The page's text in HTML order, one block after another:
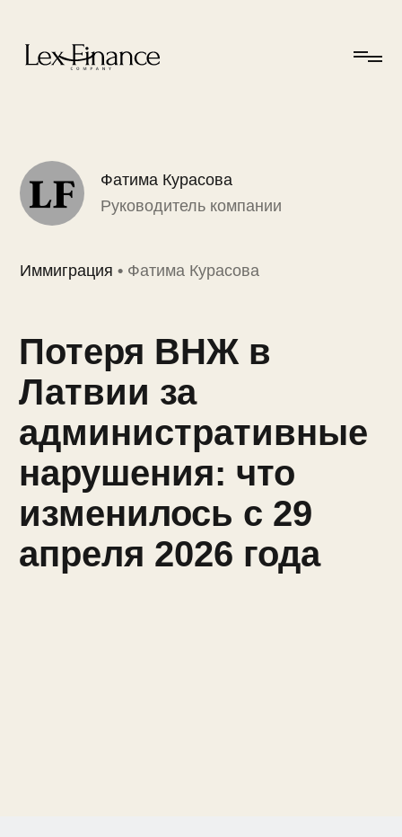
Фатима Курасова
Руководитель компании
Иммиграция • Фатима Курасова
Потеря ВНЖ в
Латвии за
административные
нарушения: что
изменилось с 29
апреля 2026 года